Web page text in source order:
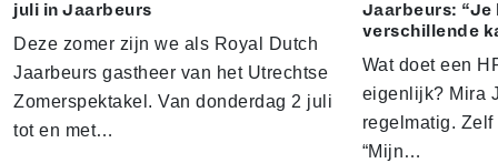
juli in Jaarbeurs
Deze zomer zijn we als Royal Dutch
Jaarbeurs gastheer van het Utrechtse
Zomerspektakel. Van donderdag 2 juli
tot en met…
Jaarbeurs: “Je
verschillende
Wat doet een
eigenlijk? Mira
regelmatig.
“Mijn…